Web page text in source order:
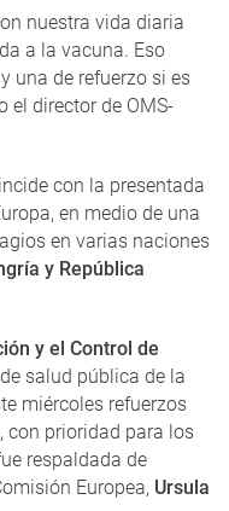
nuestra vida diaria
a la vacuna. Eso
una de refuerzo si es
el director de OMS-
con la presentada
en medio de una
en varias naciones
y República
y el Control de
salud pública de la
miércoles refuerzos
, con prioridad para los
respaldada de
Europea, Ursula